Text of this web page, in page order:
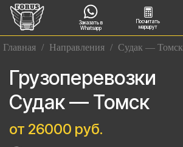
Заказать в
Whatsapp
Посчитать
маршрут
Главная / Направления / Судак — Томск
Грузоперевозки
Судак — Томск
от 26000 руб.